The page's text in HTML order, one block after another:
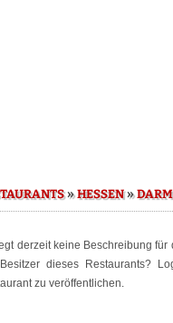
»HESSEN»
derzeit keine Beschreibung für
dieses Restaurants?
zu veröffentlichen.